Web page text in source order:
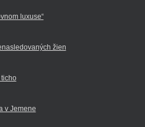
luxuse“
žien
v Jemene